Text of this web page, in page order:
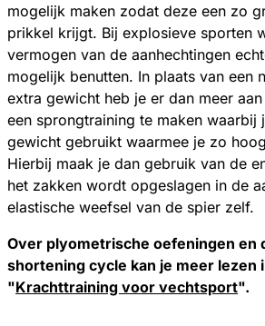
mogelijk maken zodat deze een zo
prikkel krijgt. Bij explosieve sporten
vermogen van de aanhechtingen
mogelijk benutten. In plaats van een
extra gewicht heb je er dan meer
een sprongtraining te maken waarbij
gewicht gebruikt waarmee je zo
Hierbij maak je dan gebruik van de
het zakken wordt opgeslagen in de
elastische weefsel van de spier zelf.
Over plyometrische oefeningen en
shortening cycle kan je meer lezen
"Krachttraining voor vechtsport".